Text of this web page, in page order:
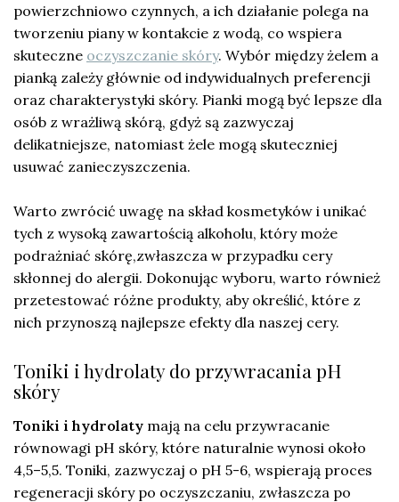
powierzchniowo czynnych, a ich działanie polega na
tworzeniu piany w kontakcie z wodą, co wspiera
skuteczne oczyszczanie skóry. Wybór między żelem a
pianką zależy głównie od indywidualnych preferencji
oraz charakterystyki skóry. Pianki mogą być lepsze dla
osób z wrażliwą skórą, gdyż są zazwyczaj
delikatniejsze, natomiast żele mogą skuteczniej
usuwać zanieczyszczenia.
Warto zwrócić uwagę na skład kosmetyków i unikać
tych z wysoką zawartością alkoholu, który może
podrażniać skórę,zwłaszcza w przypadku cery
skłonnej do alergii. Dokonując wyboru, warto również
przetestować różne produkty, aby określić, które z
nich przynoszą najlepsze efekty dla naszej cery.
Toniki i hydrolaty do przywracania pH
skóry
Toniki i hydrolaty mają na celu przywracanie
równowagi pH skóry, które naturalnie wynosi około
4,5–5,5. Toniki, zazwyczaj o pH 5-6, wspierają proces
regeneracji skóry po oczyszczaniu, zwłaszcza po